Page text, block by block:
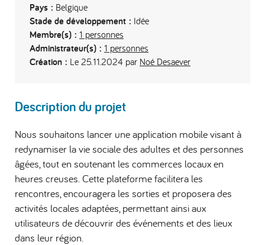
Pays : Belgique
Stade de développement : Idée
Membre(s) : 1 personnes
Administrateur(s) : 1 personnes
Création : Le 25.11.2024 par Noé Desaever
Description du projet
Nous souhaitons lancer une application mobile visant à
redynamiser la vie sociale des adultes et des personnes
âgées, tout en soutenant les commerces locaux en
heures creuses. Cette plateforme facilitera les
rencontres, encouragera les sorties et proposera des
activités locales adaptées, permettant ainsi aux
utilisateurs de découvrir des événements et des lieux
dans leur région.